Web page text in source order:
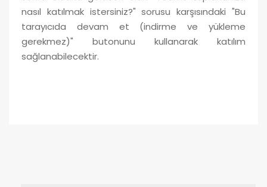
nasıl katılmak istersiniz?" sorusu karşısındaki "Bu
tarayıcıda devam et (indirme ve yükleme
gerekmez)" butonunu kullanarak katılım
sağlanabilecektir.